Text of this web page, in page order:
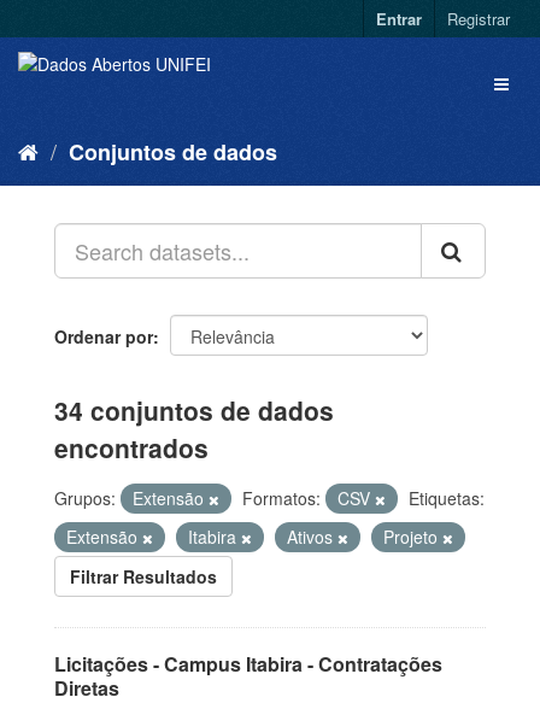
Entrar Registrar
Conjuntos de dados
Ordenar por
34 conjuntos de dados
encontrados
Grupos: Extensão Formatos: CSV
Etiquetas:
Extensão
Itabira Ativos
Projeto
Filtrar Resultados
Licitações - Campus Itabira - Contratações
Diretas